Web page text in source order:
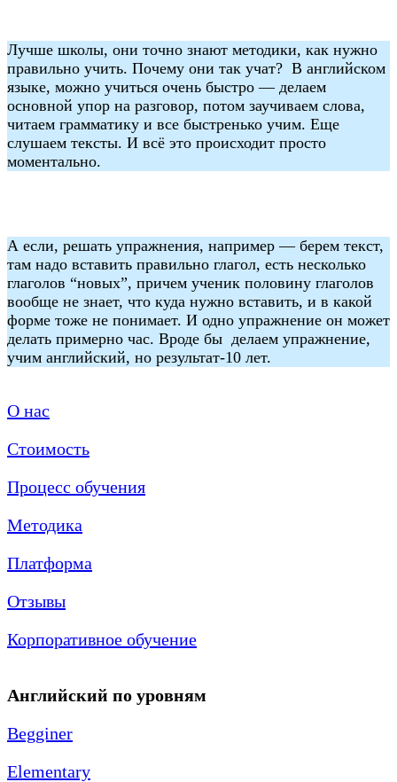
Лучше школы, они точно знают методики, как нужно
правильно учить. Почему они так учат? В английском
языке, можно учиться очень быстро — делаем
основной упор на разговор, потом заучиваем слова,
читаем грамматику и все быстренько учим. Еще
слушаем тексты. И всё это происходит просто
моментально.
А если, решать упражнения, например — берем текст,
там надо вставить правильно глагол, есть несколько
глаголов “новых”, причем ученик половину глаголов
вообще не знает, что куда нужно вставить, и в какой
форме тоже не понимает. И одно упражнение он может
делать примерно час. Вроде бы делаем упражнение,
учим английский, но результат-10 лет.
О нас
Стоимость
Процесс обучения
Методика
Платформа
Отзывы
Корпоративное обучение
Английский по уровням
Begginer
Elementary